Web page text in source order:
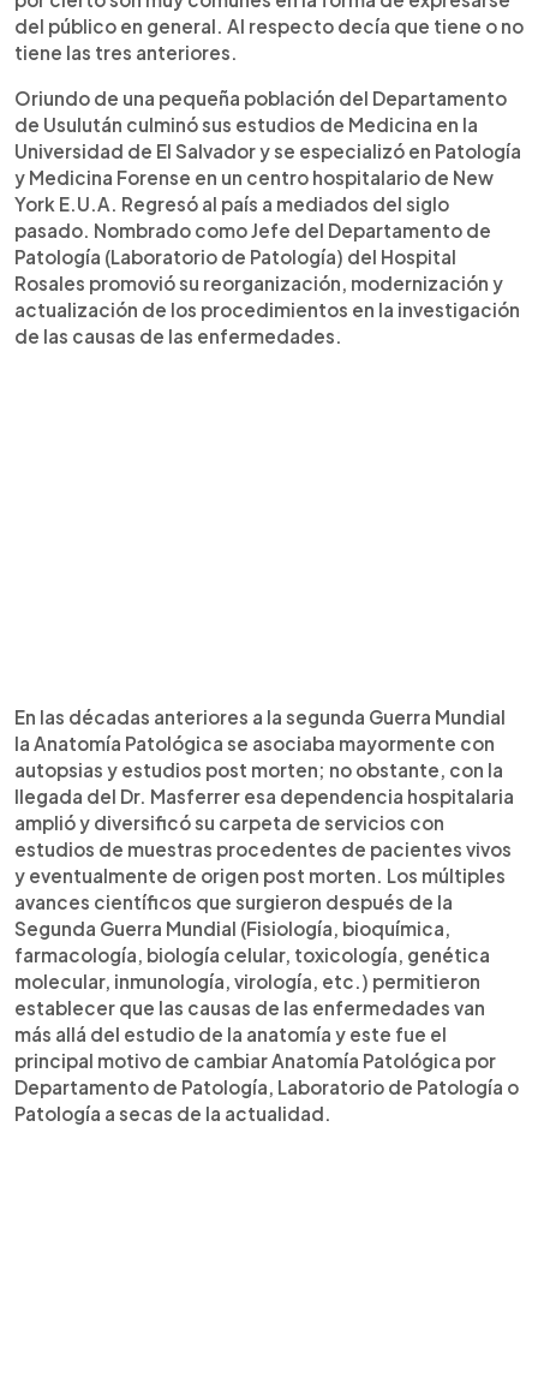
del público en general. Al respecto decía que tiene o no
tiene las tres anteriores.
Oriundo de una pequeña población del Departamento
de Usulután culminó sus estudios de Medicina en la
Universidad de El Salvador y se especializó en Patología
y Medicina Forense en un centro hospitalario de New
York E.U.A. Regresó al país a mediados del siglo
pasado. Nombrado como Jefe del Departamento de
Patología (Laboratorio de Patología) del Hospital
Rosales promovió su reorganización, modernización y
actualización de los procedimientos en la investigación
de las causas de las enfermedades.
En las décadas anteriores a la segunda Guerra Mundial
la Anatomía Patológica se asociaba mayormente con
autopsias y estudios post morten; no obstante, con la
llegada del Dr. Masferrer esa dependencia hospitalaria
amplió y diversificó su carpeta de servicios con
estudios de muestras procedentes de pacientes vivos
y eventualmente de origen post morten. Los múltiples
avances científicos que surgieron después de la
Segunda Guerra Mundial (Fisiología, bioquímica,
farmacología, biología celular, toxicología, genética
molecular, inmunología, virología, etc.) permitieron
establecer que las causas de las enfermedades van
más allá del estudio de la anatomía y este fue el
principal motivo de cambiar Anatomía Patológica por
Departamento de Patología, Laboratorio de Patología o
Patología a secas de la actualidad.